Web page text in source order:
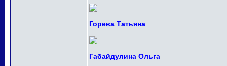
Горева Татьяна
Габайдулина Ольга